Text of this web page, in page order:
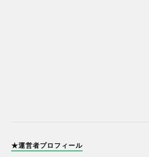
★運営者プロフィール